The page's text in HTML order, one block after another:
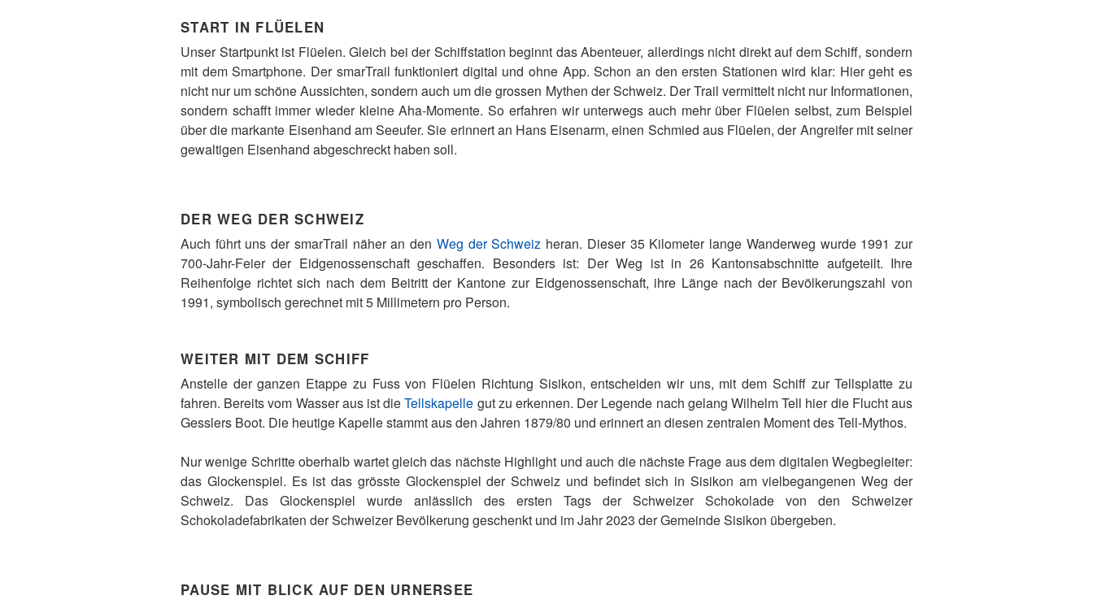
START IN FLÜELEN
Unser Startpunkt ist Flüelen. Gleich bei der Schiffstation beginnt das Abenteuer, allerdings nicht direkt auf dem Schiff, sondern
mit dem Smartphone. Der smarTrail funktioniert digital und ohne App. Schon an den ersten Stationen wird klar: Hier geht es
nicht nur um schöne Aussichten, sondern auch um die grossen Mythen der Schweiz. Der Trail vermittelt nicht nur Informationen,
sondern schafft immer wieder kleine Aha-Momente. So erfahren wir unterwegs auch mehr über Flüelen selbst, zum Beispiel
über die markante Eisenhand am Seeufer. Sie erinnert an Hans Eisenarm, einen Schmied aus Flüelen, der Angreifer mit seiner
gewaltigen Eisenhand abgeschreckt haben soll.
DER WEG DER SCHWEIZ
Auch führt uns der smarTrail näher an den Weg der Schweiz heran. Dieser 35 Kilometer lange Wanderweg wurde 1991 zur
700-Jahr-Feier der Eidgenossenschaft geschaffen. Besonders ist: Der Weg ist in 26 Kantonsabschnitte aufgeteilt. Ihre
Reihenfolge richtet sich nach dem Beitritt der Kantone zur Eidgenossenschaft, ihre Länge nach der Bevölkerungszahl von
1991, symbolisch gerechnet mit 5 Millimetern pro Person.
WEITER MIT DEM SCHIFF
Anstelle der ganzen Etappe zu Fuss von Flüelen Richtung Sisikon, entscheiden wir uns, mit dem Schiff zur Tellsplatte zu
fahren. Bereits vom Wasser aus ist dieTellskapelle gut zu erkennen. Der Legende nach gelang Wilhelm Tell hier die Flucht aus
Gesslers Boot. Die heutige Kapelle stammt aus den Jahren 1879/80 und erinnert an diesen zentralen Moment des Tell-Mythos.
Nur wenige Schritte oberhalb wartet gleich das nächste Highlight und auch die nächste Frage aus dem digitalen Wegbegleiter:
das Glockenspiel. Es ist das grösste Glockenspiel der Schweiz und befindet sich in Sisikon am vielbegangenen Weg der
Schweiz. Das Glockenspiel wurde anlässlich des ersten Tags der Schweizer Schokolade von den Schweizer
Schokoladefabrikaten der Schweizer Bevölkerung geschenkt und im Jahr 2023 der Gemeinde Sisikon übergeben.
PAUSE MIT BLICK AUF DEN URNERSEE